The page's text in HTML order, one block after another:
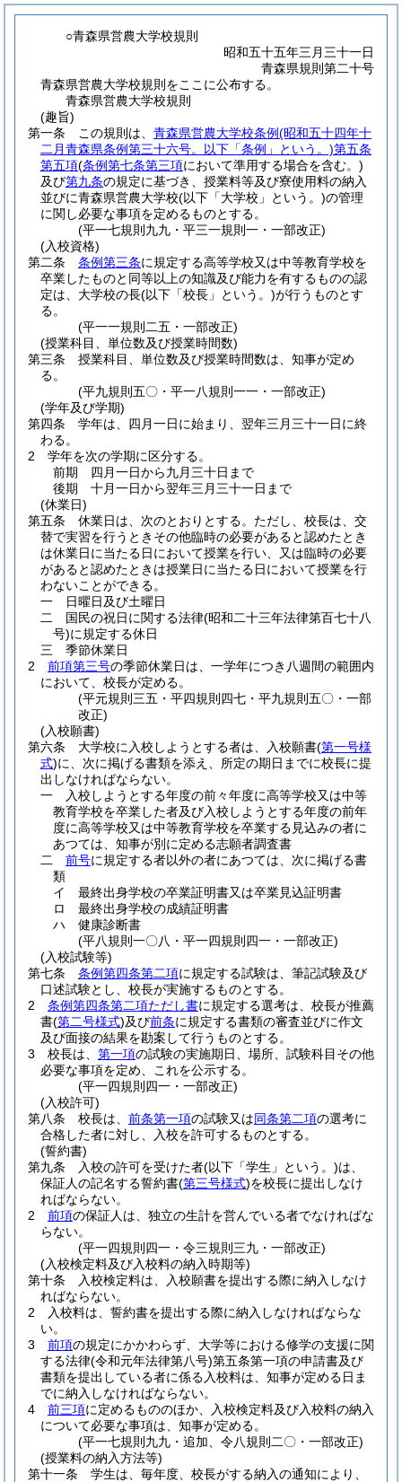
○青森県営農大学校規則
昭和五十五年三月三十一日
青森県規則第二十号
青森県営農大学校規則をここに公布する。
青森県営農大学校規則
(趣旨)
第一条
この規則は、 青森県営農大学校条例(昭和五十四年十
二月青森県条例第三十六号。以下「条例」という。)第五条
第五項(条例第七条第三項において準用する場合を含む。)
及び第九条の規定に基づき、授業料等及び寮使用料の納入
並びに青森県営農大学校(以下「大学校」という。)の管理
に関し必要な事項を定めるものとする。
(平一七規則九九・平三一規則一・一部改正)
(入校資格)
第二条
条例第三条に規定する高等学校又は中等教育学校を
卒業したものと同等以上の知識及び能力を有するものの認
定は、大学校の長(以下「校長」という。)が行うものとす
る。
(平一一規則二五・一部改正)
(授業科目、単位数及び授業時間数)
第三条
授業科目、単位数及び授業時間数は、知事が定め
る。
(平九規則五〇・平一八規則一一・一部改正)
(学年及び学期)
第四条
学年は、四月一日に始まり、翌年三月三十一日に終
わる。
2
学年を次の学期に区分する。
前期 四月一日から九月三十日まで
後期 十月一日から翌年三月三十一日まで
(休業日)
第五条
休業日は、次のとおりとする。 ただし、校長は、交
替で実習を行うときその他臨時の必要があると認めたとき
は休業日に当たる日において授業を行い、又は臨時の必要
があると認めたときは授業日に当たる日において授業を行
わないことができる。
一
日曜日及び土曜日
二
国民の祝日に関する法律(昭和二十三年法律第百七十八
号)に規定する休日
三
季節休業日
2
前項第三号の季節休業日は、一学年につき八週間の範囲内
において、校長が定める。
(平元規則三五・平四規則四七・平九規則五〇・一部
改正)
(入校願書)
第六条
大学校に入校しようとする者は、入校願書(第一号様
式)に、次に掲げる書類を添え、所定の期日までに校長に提
出しなければならない。
一
入校しようとする年度の前々年度に高等学校又は中等
教育学校を卒業した者及び入校しようとする年度の前年
度に高等学校又は中等教育学校を卒業する見込みの者に
あつては、知事が別に定める志願者調査書
二
前号に規定する者以外の者にあつては、次に掲げる書
類
イ
最終出身学校の卒業証明書又は卒業見込証明書
ロ
最終出身学校の成績証明書
ハ
健康診断書
(平八規則一〇八・平一四規則四一・一部改正)
(入校試験等)
第七条
条例第四条第二項に規定する試験は、筆記試験及び
口述試験とし、校長が実施するものとする。
2
条例第四条第二項ただし書に規定する選考は、校長が推薦
書(第二号様式)及び前条に規定する書類の審査並びに作文
及び面接の結果を勘案して行うものとする。
3
校長は、 第一項の試験の実施期日、場所、試験科目その他
必要な事項を定め、これを公示する。
(平一四規則四一・一部改正)
(入校許可)
第八条
校長は、 前条第一項の試験又は同条第二項の選考に
合格した者に対し、入校を許可するものとする。
(誓約書)
第九条
入校の許可を受けた者(以下「学生」という。)は、
保証人の記名する誓約書(第三号様式)を校長に提出しなけ
ればならない。
2
前項の保証人は、独立の生計を営んでいる者でなければな
らない。
(平一四規則四一・令三規則三九・一部改正)
(入校検定料及び入校料の納入時期等)
第十条
入校検定料は、入校願書を提出する際に納入しなけ
ればならない。
2
入校料は、誓約書を提出する際に納入しなければならな
い。
3
前項の規定にかかわらず、大学等における修学の支援に関
する法律(令和元年法律第八号)第五条第一項の申請書及び
書類を提出している者に係る入校料は、知事が定める日ま
でに納入しなければならない。
4
前三項に定めるもののほか、入校検定料及び入校料の納入
について必要な事項は、知事が定める。
(平一七規則九九・追加、令八規則二〇・一部改正)
(授業料の納入方法等)
第十一条
学生は、毎年度、校長がする納入の通知により、